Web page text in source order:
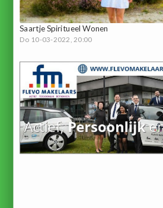
Saartje Spiritueel Wonen
Do 10-03-2022, 20:00